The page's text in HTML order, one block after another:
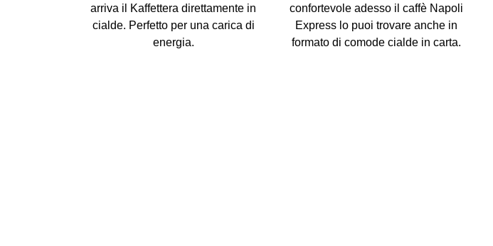
arriva il
Kaffettera direttamente in
cialde. Perfetto per una carica di
energia.
confortevole adesso ilcaffè Napoli
Express lo puoi trovare anche in
formato di comode cialde in carta.